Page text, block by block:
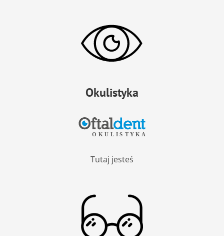
Okulistyka
Tutaj jesteś